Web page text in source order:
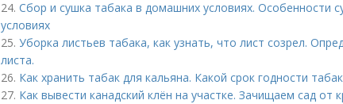
24. Сбор и сушка табака в домашних условиях. Особенности
условиях
25. Уборка листьев табака, как узнать, что лист созрел.
листа.
26. Как хранить табак для кальяна. Какой срок годности
27. Как вывести канадский клён на участке. Зачищаем сад от